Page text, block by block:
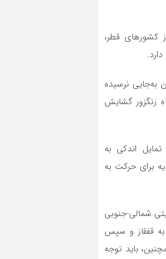
کشورهای قطر،
برای تمدید آن به‌جایی نرسیده
زنگزور گشایش
اندکی به
برای حرکت به
شمالی-جنوبی
قفقاز و سپس
باید توجه